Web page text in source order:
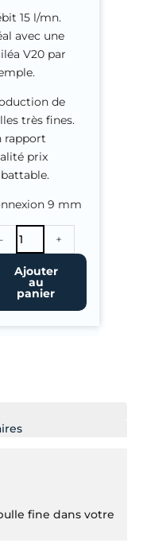
15 l/mn.
avec une
V20 par
de
très fines.
rapport
prix
9 mm
- +
Ajouter
au
panier
fine dans votre